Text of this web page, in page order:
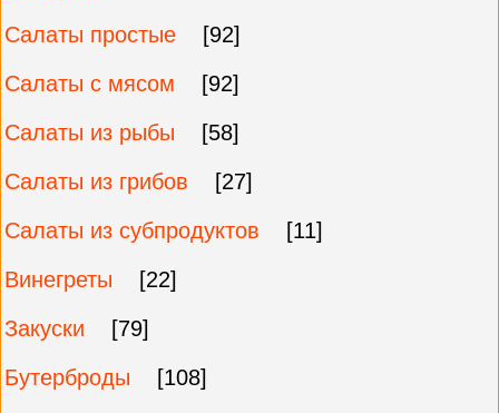
Салаты простые
[92]
Салаты с мясом
[92]
Салаты из рыбы
[58]
Салаты из грибов
[27]
Салаты из субпродуктов
[11]
Винегреты
[22]
Закуски
[79]
Бутерброды
[108]